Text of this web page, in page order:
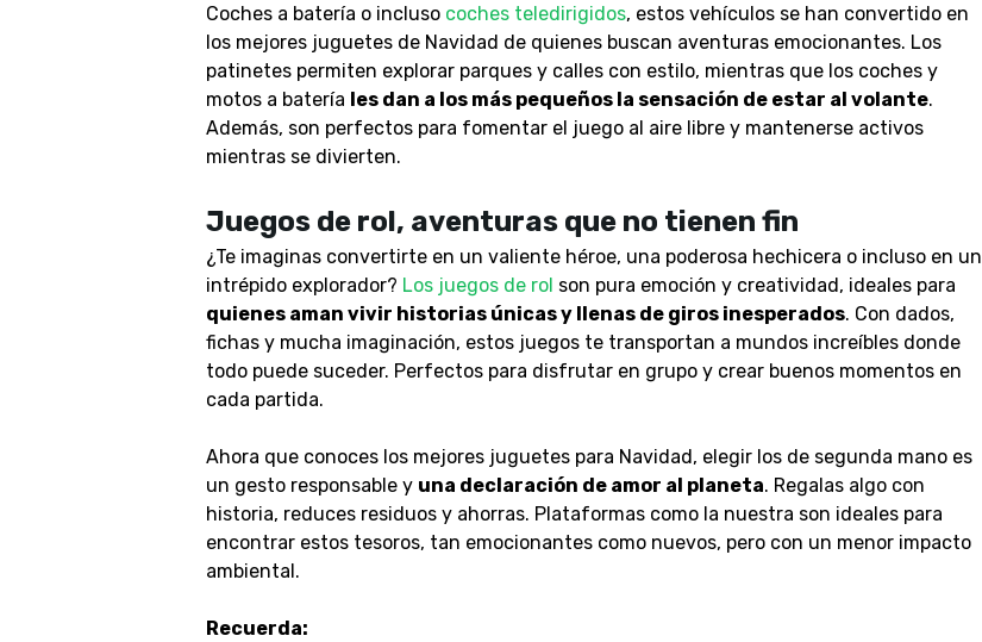
Coches a batería o incluso coches teledirigidos, estos vehículos se han convertido en
los mejores juguetes de Navidad de quienes buscan aventuras emocionantes. Los
patinetes permiten explorar parques y calles con estilo, mientras que los coches y
motos a batería les dan a los más pequeños la sensación de estar al volante.
Además, son perfectos para fomentar el juego al aire libre y mantenerse activos
mientras se divierten.
Juegos de rol, aventuras que no tienen fin
¿Te imaginas convertirte en un valiente héroe, una poderosa hechicera o incluso en un
intrépido explorador? Los juegos de rol son pura emoción y creatividad, ideales para
quienes aman vivir historias únicas y llenas de giros inesperados. Con dados,
fichas y mucha imaginación, estos juegos te transportan a mundos increíbles donde
todo puede suceder. Perfectos para disfrutar en grupo y crear buenos momentos en
cada partida.
Ahora que conoces los mejores juguetes para Navidad, elegir los de segunda mano es
un gesto responsable y una declaración de amor al planeta. Regalas algo con
historia, reduces residuos y ahorras. Plataformas como la nuestra son ideales para
encontrar estos tesoros, tan emocionantes como nuevos, pero con un menor impacto
ambiental.
Recuerda: